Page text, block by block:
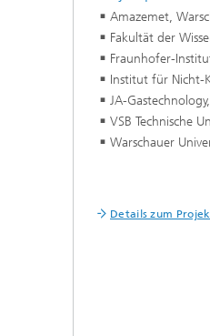
Amazemet,
Fakultät der
Fraunhofer-
Institut für Nicht-
JA-
VSB Technische
Warschauer
Details zum